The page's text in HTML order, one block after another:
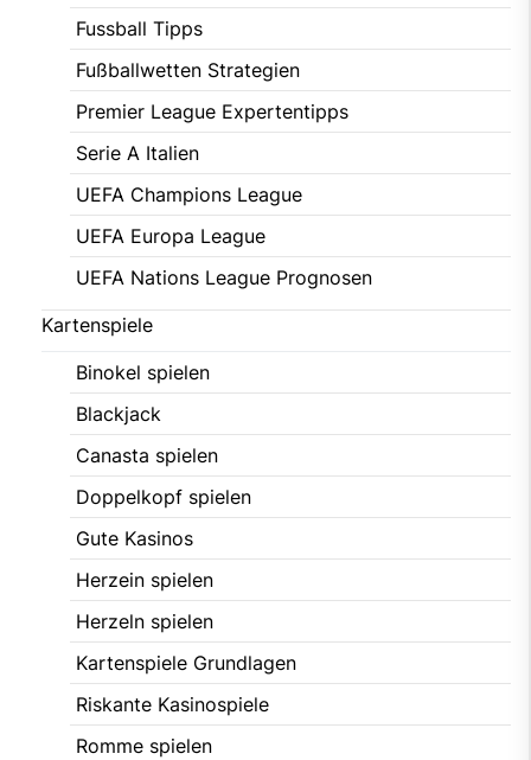
Fussball Tipps
Fußballwetten Strategien
Premier League Expertentipps
Serie A Italien
UEFA Champions League
UEFA Europa League
UEFA Nations League Prognosen
Kartenspiele
Binokel spielen
Blackjack
Canasta spielen
Doppelkopf spielen
Gute Kasinos
Herzein spielen
Herzeln spielen
Kartenspiele Grundlagen
Riskante Kasinospiele
Romme spielen